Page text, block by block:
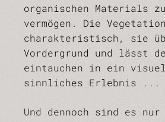
organischen Materials
vermögen. Die
charakteristisch, sie
Vordergrund und lässt
eintauchen in ein
sinnliches Erlebnis ...
Und dennoch sind es